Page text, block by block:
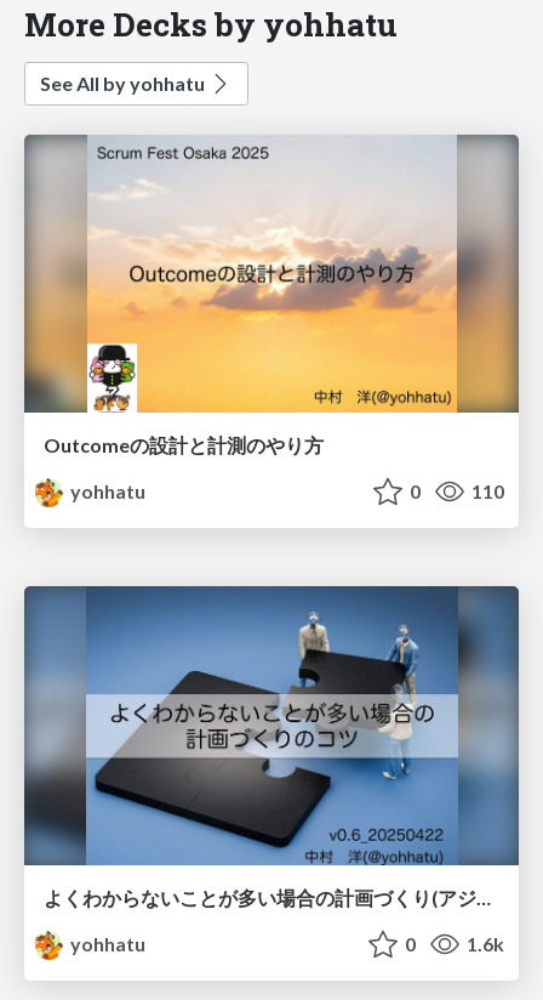
More Decks by yohhatu
See All by yohhatu
Outcomeの設計と計測のやり方
yohhatu
0 110
yohhatu
0 1.6k